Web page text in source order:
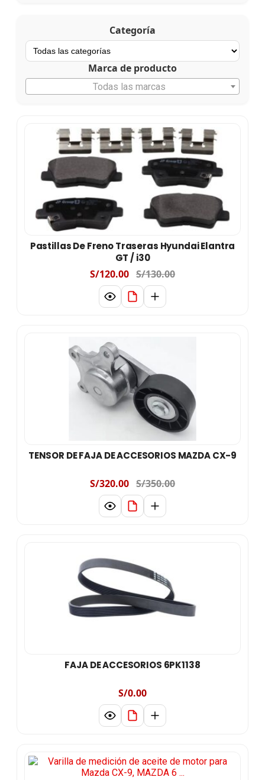
Categoría
Marca de producto
Todas las marcas
Pastillas De Freno Traseras Hyundai Elantra
GT / i30
S/120.00 S/130.00
TENSOR DE FAJA DE ACCESORIOS MAZDA CX-9
S/320.00 S/350.00
FAJA DE ACCESORIOS 6PK1138
S/0.00